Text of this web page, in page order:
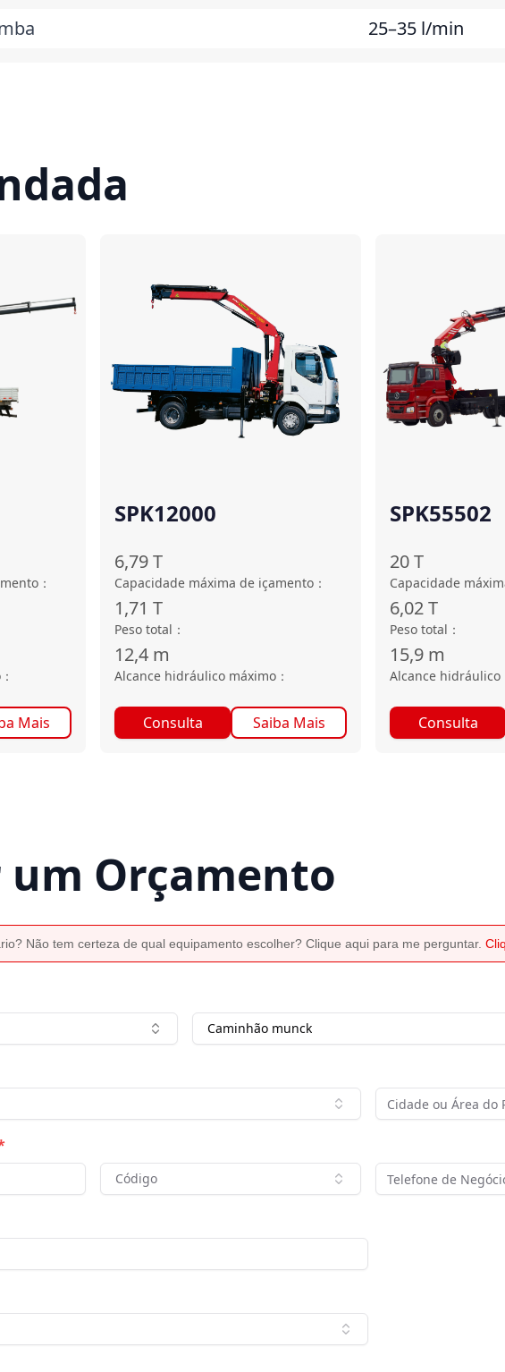
25–35 l/min
：
：
Mais
SPK12000
6,79T
Capacidade máxima de içamento ：
1,71 T
Peso total ：
12,4 m
Alcance hidráulico máximo ：
Consulta Saiba Mais
SPK55502
20T
Capacidade
6,02T
Peso total ：
15,9 m
Alcance hidráulico
Consulta
Orçamento
Não tem certeza de qual equipamento escolher? Clique aqui para me perguntar.
Caminhão munck
Código